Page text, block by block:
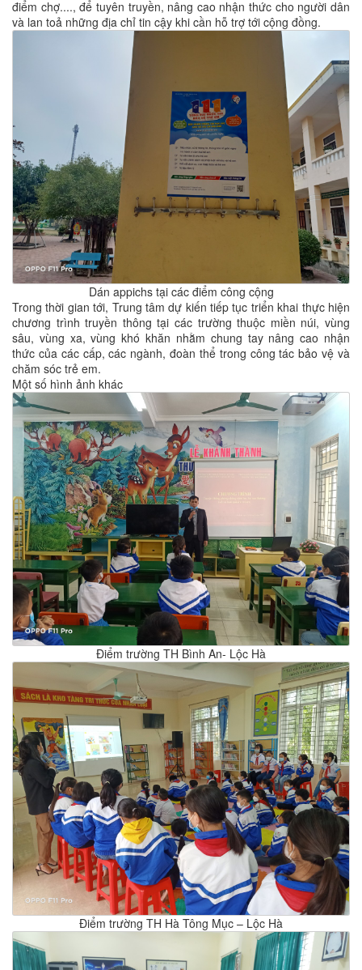
điểm chợ...., để tuyên truyền, nâng cao nhận thức cho người dân
và lan toả những địa chỉ tin cậy khi cần hỗ trợ tới cộng đồng.
Dán appichs tại các điểm công cộng
Trong thời gian tới, Trung tâm dự kiến tiếp tục triển khai thực hiện
chương trình truyền thông tại các trường thuộc miền núi, vùng
sâu, vùng xa, vùng khó khăn nhằm chung tay nâng cao nhận
thức của các cấp, các ngành, đoàn thể trong công tác bảo vệ và
chăm sóc trẻ em.
Một số hình ảnh khác
Điểm trường TH Bình An- Lộc Hà
Điểm trường TH Hà Tông Mục – Lộc Hà